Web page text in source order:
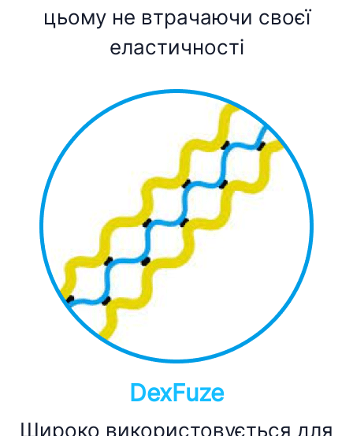
цьому не втрачаючи своєї
еластичності
DexFuze
Широко використовується для